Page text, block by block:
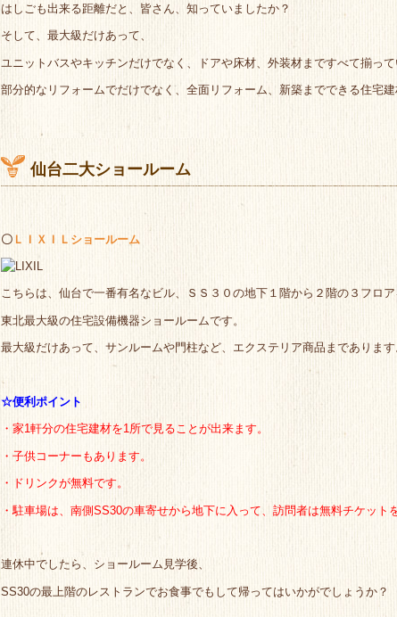
はしごも出来る距離だと、皆さん、知っていましたか？
そして、最大級だけあって、
ユニットバスやキッチンだけでなく、ドアや床材、外装材まですべて揃っ
部分的なリフォームでだけでなく、全面リフォーム、新築までできる住宅
仙台二大ショールーム
〇 ＬＩＸＩＬショールーム
こちらは、仙台で一番有名なビル、ＳＳ３０の地下１階から２階の３フロ
東北最大級の住宅設備機器ショールームです。
最大級だけあって、サンルームや門柱など、エクステリア商品までありま
☆便利ポイント
・家1軒分の住宅建材を1所で見ることが出来ます。
・子供コーナーもあります。
・ドリンクが無料です。
・駐車場は、南側SS30の車寄せから地下に入って、訪問者は無料チケット
連休中でしたら、ショールーム見学後、
SS30の最上階のレストランでお食事でもして帰ってはいかがでしょうか？